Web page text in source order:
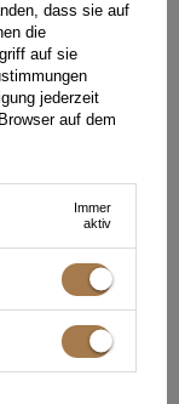
XXL
dass sie auf
die
auf sie
jederzeit
auf dem
Immer
aktiv